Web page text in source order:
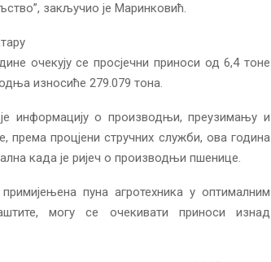
закључио је Маринковић.
очекују се просјечни приноси од 6,4 тоне
износиће 279.079 тона.
информацију о производњи, преузимању и
према процјени стручних служби, ова година
када је ријеч о производњи пшенице.
пуна агротехника у оптималним
могу се очекивати приноси изнад